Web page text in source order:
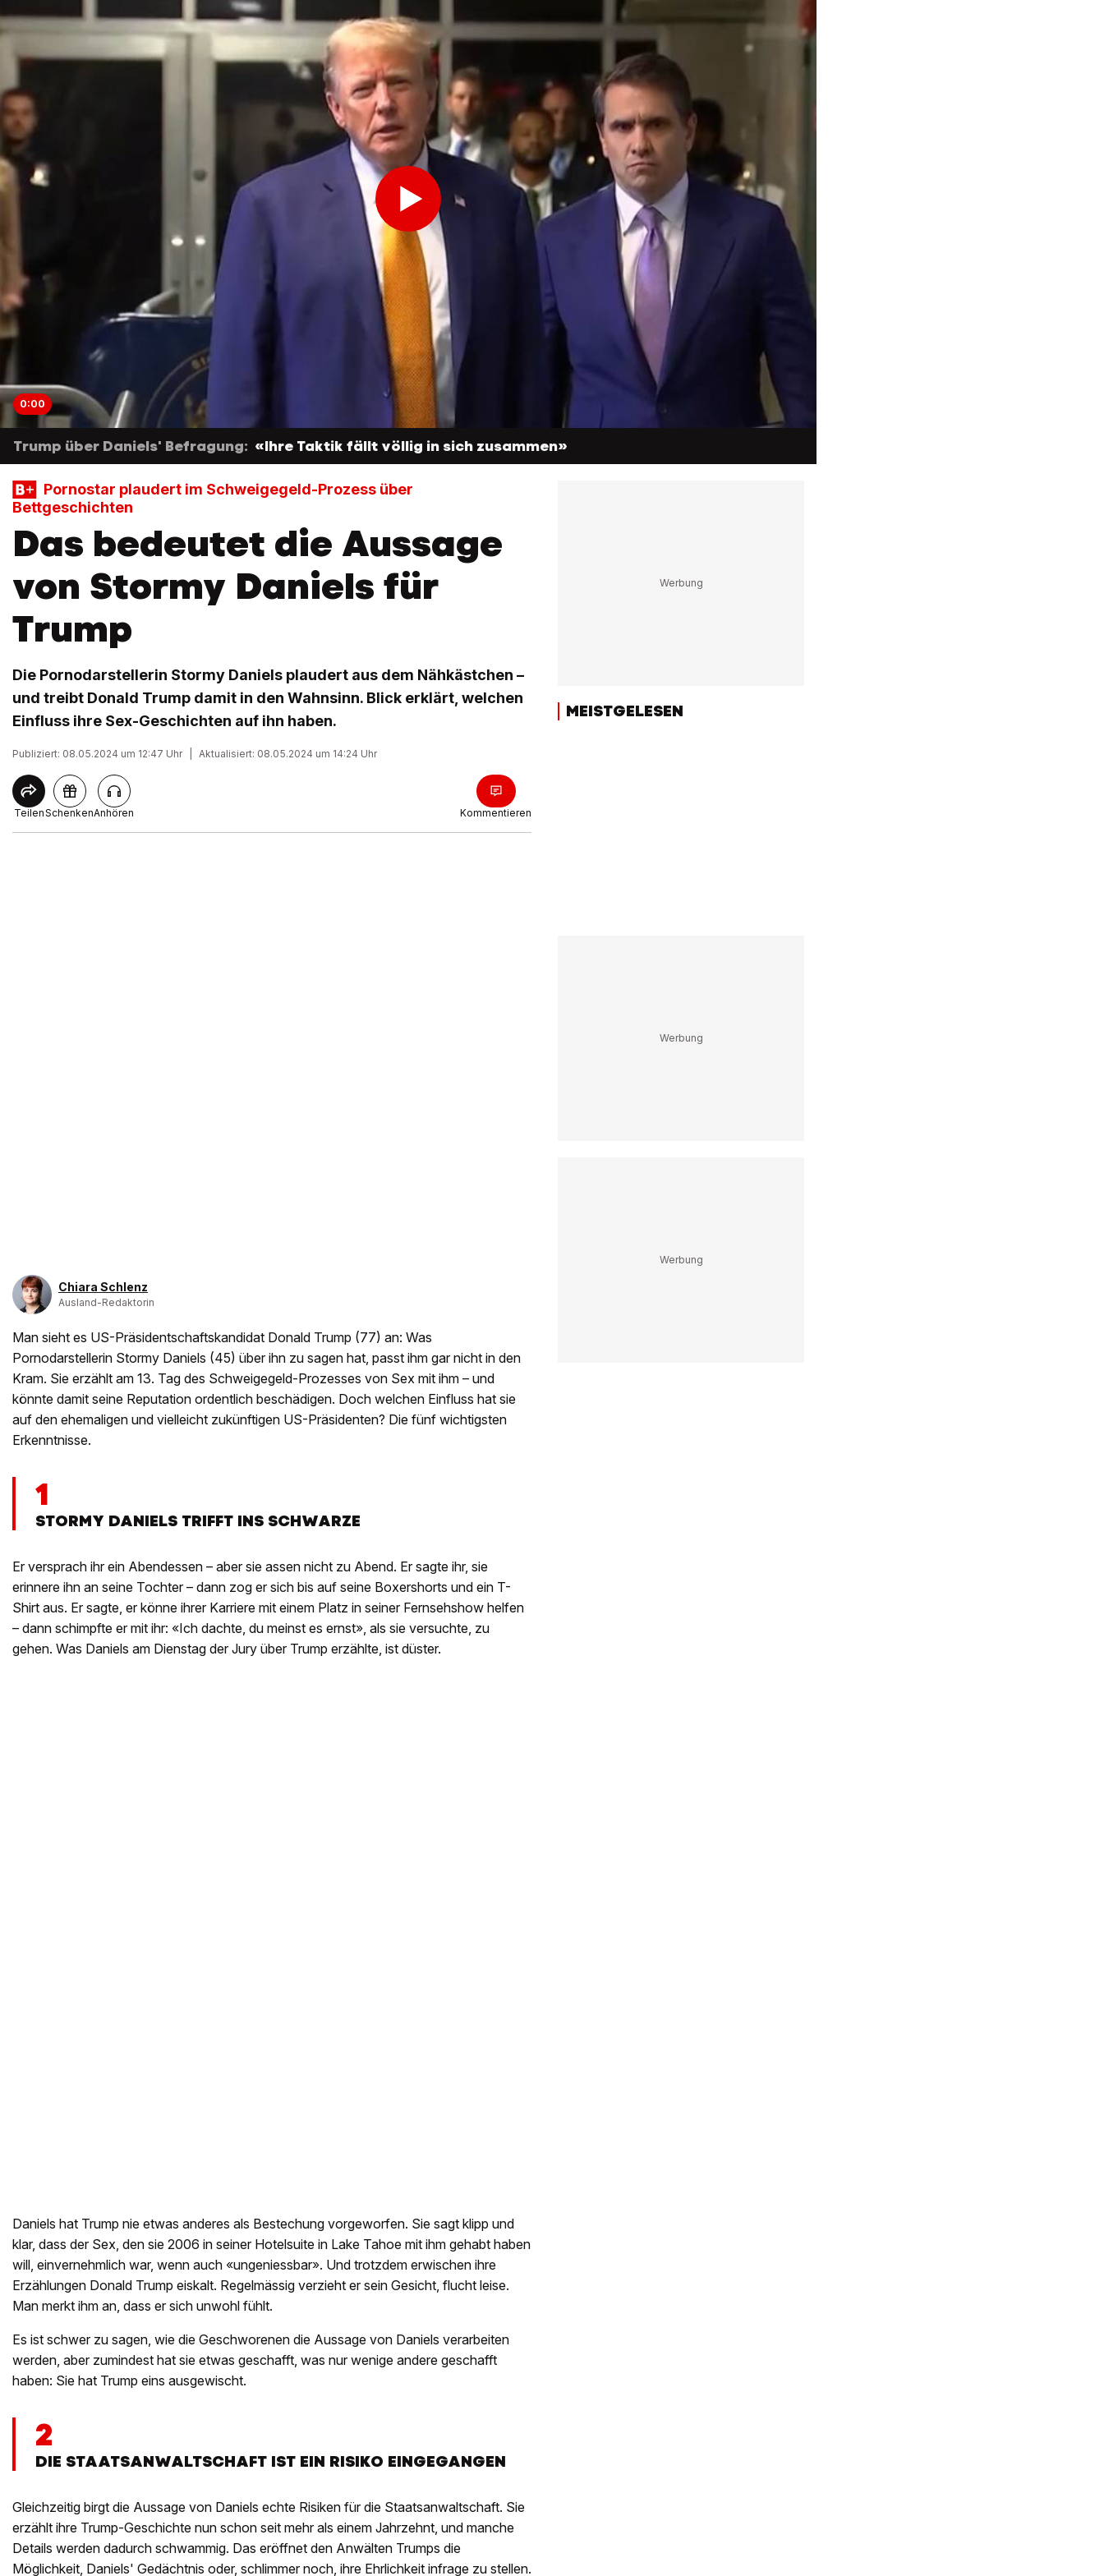
0:00
Trump über Daniels' Befragung: «Ihre Taktik fällt völlig in sich zusammen»
Pornostar plaudert im Schweigegeld-Prozess über
Bettgeschichten
Das bedeutet die Aussage
von Stormy Daniels für
Trump
Die Pornodarstellerin Stormy Daniels plaudert aus dem Nähkästchen –
und treibt Donald Trump damit in den Wahnsinn. Blick erklärt, welchen
Einfluss ihre Sex-Geschichten auf ihn haben.
Publiziert: 08.05.2024 um 12:47 Uhr Aktualisiert: 08.05.2024 um 14:24 Uhr
TeilenSchenkenAnhören Kommentieren
Chiara Schlenz
Ausland-Redaktorin
Man sieht es US-Präsidentschaftskandidat Donald Trump (77) an: Was
Pornodarstellerin Stormy Daniels (45) über ihn zu sagen hat, passt ihm gar nicht in den
Kram. Sie erzählt am 13. Tag des Schweigegeld-Prozesses von Sex mit ihm – und
könnte damit seine Reputation ordentlich beschädigen. Doch welchen Einfluss hat sie
auf den ehemaligen und vielleicht zukünftigen US-Präsidenten? Die fünf wichtigsten
Erkenntnisse.
1
STORMY DANIELS TRIFFT INS SCHWARZE
Er versprach ihr ein Abendessen – aber sie assen nicht zu Abend. Er sagte ihr, sie
erinnere ihn an seine Tochter – dann zog er sich bis auf seine Boxershorts und ein T-
Shirt aus. Er sagte, er könne ihrer Karriere mit einem Platz in seiner Fernsehshow helfen
– dann schimpfte er mit ihr: «Ich dachte, du meinst es ernst», als sie versuchte, zu
gehen. Was Daniels am Dienstag der Jury über Trump erzählte, ist düster.
Daniels hat Trump nie etwas anderes als Bestechung vorgeworfen. Sie sagt klipp und
klar, dass der Sex, den sie 2006 in seiner Hotelsuite in Lake Tahoe mit ihm gehabt haben
will, einvernehmlich war, wenn auch «ungeniessbar». Und trotzdem erwischen ihre
Erzählungen Donald Trump eiskalt. Regelmässig verzieht er sein Gesicht, flucht leise.
Man merkt ihm an, dass er sich unwohl fühlt.
Es ist schwer zu sagen, wie die Geschworenen die Aussage von Daniels verarbeiten
werden, aber zumindest hat sie etwas geschafft, was nur wenige andere geschafft
haben: Sie hat Trump eins ausgewischt.
2
DIE STAATSANWALTSCHAFT IST EIN RISIKO EINGEGANGEN
Gleichzeitig birgt die Aussage von Daniels echte Risiken für die Staatsanwaltschaft. Sie
erzählt ihre Trump-Geschichte nun schon seit mehr als einem Jahrzehnt, und manche
Details werden dadurch schwammig. Das eröffnet den Anwälten Trumps die
Möglichkeit, Daniels' Gedächtnis oder, schlimmer noch, ihre Ehrlichkeit infrage zu stellen.
MEISTGELESEN